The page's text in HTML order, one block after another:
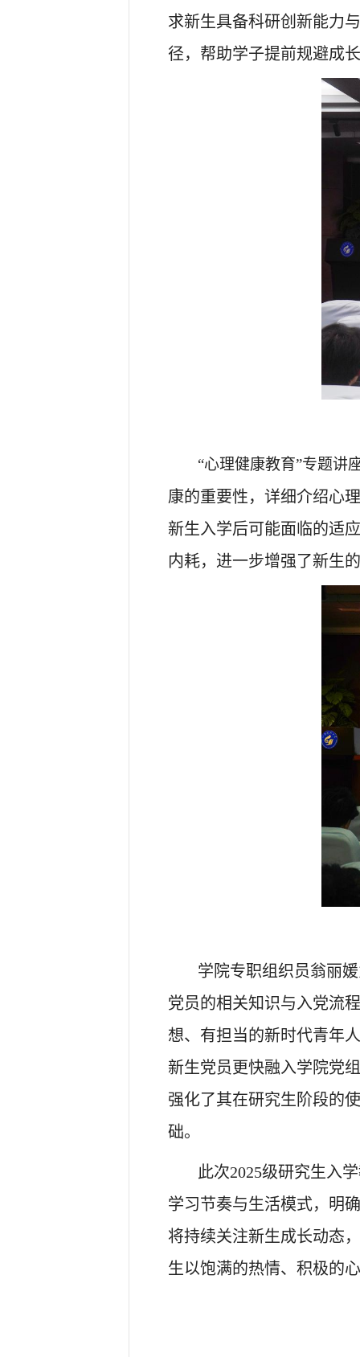
求新生具备科研创新能力
径，帮助学子提前规避成
“心理健康教育”专题讲
康的重要性，详细介绍心
新生入学后可能面临的适
内耗，进一步增强了新生
学院专职组织员翁丽
党员的相关知识与入党流
想、有担当的新时代青年
新生党员更快融入学院党
强化了其在研究生阶段的
础。
此次2025级研究生入
学习节奏与生活模式，明
将持续关注新生成长动态
生以饱满的热情、积极的